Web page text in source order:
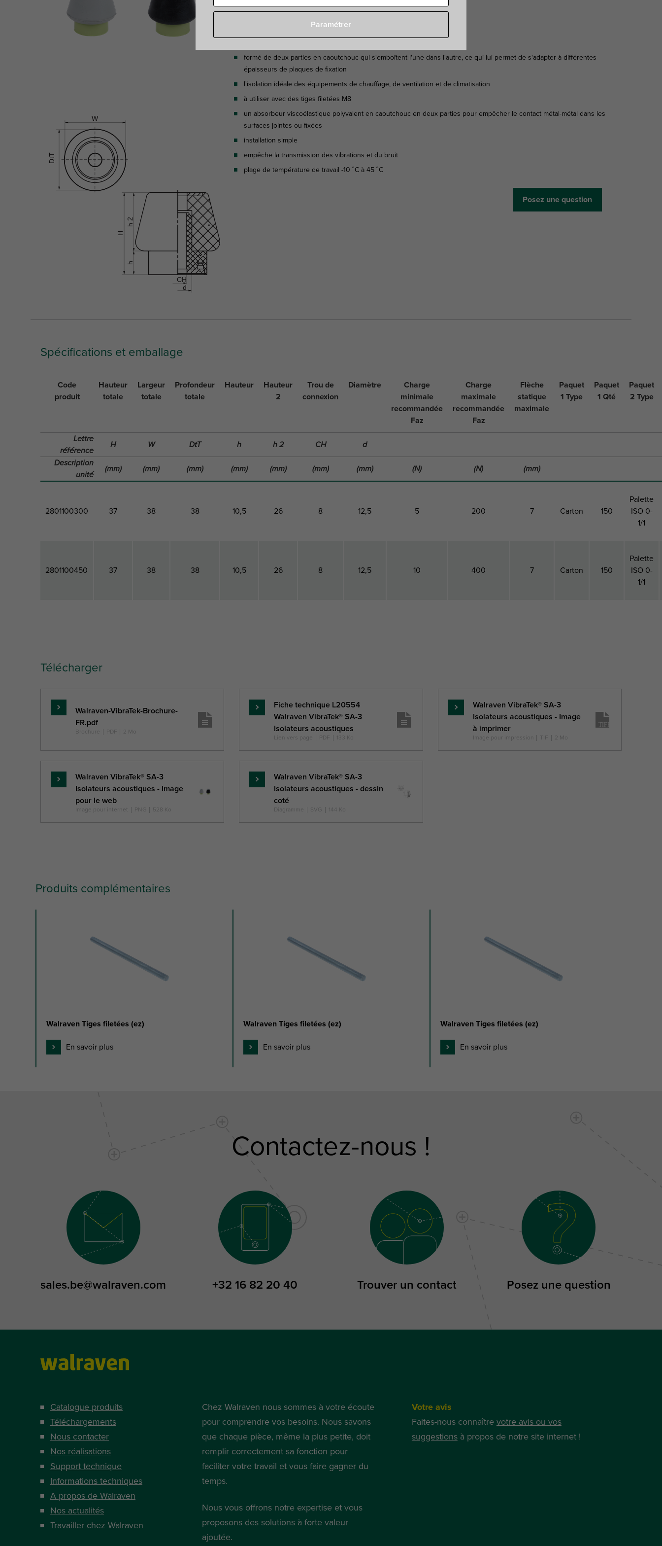
Caractéristiques
formé de deux parties en caoutchouc qui s'emboîtent l'une dans l'autre, ce qui lui permet de s'adapter à différentes
épaisseurs de plaques de fixation
l'isolation idéale des équipements de chauffage, de ventilation et de climatisation
à utiliser avec des tiges filetées M8
un absorbeur viscoélastique polyvalent en caoutchouc en deux parties pour empêcher le contact métal-métal dans les
surfaces jointes ou fixées
installation simple
empêche la transmission des vibrations et du bruit
plage de température de travail -10 ˚C à 45 ˚C
Posez une question
Spécifications et emballage
Code
produit
Hauteur
totale
Largeur
totale
Profondeur
totale
Hauteur
Hauteur
2
Trou de
connexion
Diamètre
Charge
minimale
recommandée
Faz
Charge
maximale
recommandée
Faz
Flèche
statique
maximale
Paquet
1 Type
Paquet
1 Qté
Paquet
2 Type
Lettre
référence
H W DtT h h 2 CH
d
Description
unité
(mm) (mm) (mm) (mm) (mm) (mm) (mm) (N) (N) (mm)
2801100300 37 38 38 10,5 26 8 12,5 5 200 7 Carton 150
Palette
ISO 0-
1/1
2801100450 37 38 38 10,5 26 8 12,5 10 400 7 Carton 150
Palette
ISO 0-
1/1
Lettre
référence
CH
d
Description
unité
(mm) (mm) (mm) (mm) (N) (mm)
Télécharger
savoir
Walraven-VibraTek-Brochure-
FR.pdf
Brochure PDF 2 Mo
savoir
Fiche technique L20554
Walraven VibraTek® SA-3
Isolateurs acoustiques
Lien vers page PDF 133 Ko
savoir
Walraven VibraTek® SA-3
Isolateurs acoustiques - Image
à imprimer
Image pour impression TIF 2 Mo
Walraven VibraTek® SA-3
Isolateurs acoustiques - Image
pour le web
Image pour internet PNG 528 Ko
Walraven VibraTek® SA-3
Isolateurs acoustiques - dessin
coté
Diagramme SVG 144 Ko
Produits complémentaires
Walraven Tiges filetées (ez)
En savoir plus
Walraven Tiges filetées (ez)
En savoir plus
Walraven Tiges filetées (ez)
En savoir plus
Contactez-nous !
sales.be@walraven.com +32 16 82 20 40 Trouver un contact Posez une question
Catalogue produits
Téléchargements
Nous contacter
Nos réalisations
Support technique
Informations techniques
A propos de Walraven
Nos actualités
Travailler chez Walraven
Chez Walraven nous sommes à votre écoute
pour comprendre vos besoins. Nous savons
que chaque pièce, même la plus petite, doit
remplir correctement sa fonction pour
faciliter votre travail et vous faire gagner du
temps.
Nous vous offrons notre expertise et vous
proposons des solutions à forte valeur
ajoutée.
Votre avis
Faites-nous connaître votre avis ou vos
suggestionsà propos de notre site internet !
Paramétrer